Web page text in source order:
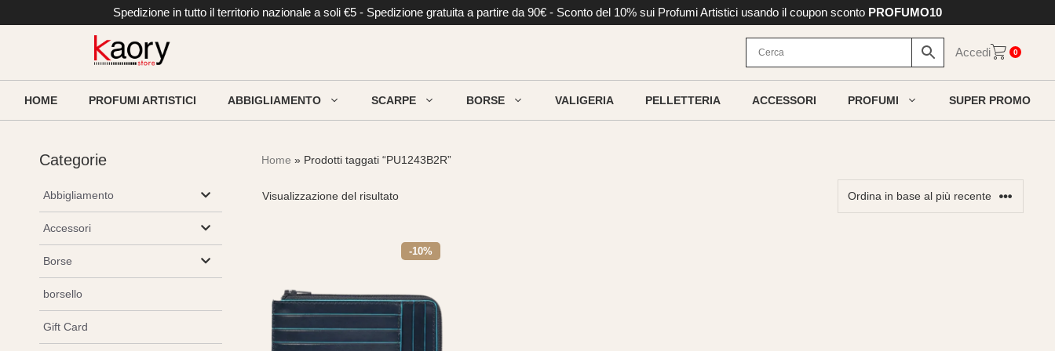
al
Spedizione in tutto il territorio nazionale a soli €5 - Spedizione gratuita a partire da 90€ - Sconto del 10% sui Profumi Artistici usando il coupon sconto PROFUMO10
Accedi 0
HOME PROFUMI ARTISTICI ABBIGLIAMENTO SCARPE BORSE VALIGERIA PELLETTERIA ACCESSORI PROFUMI SUPER PROMO
Home » Prodotti taggati “PU1243B2R”
Visualizzazione del risultato
-10%
Categorie
Abbigliamento
Accessori
Borse
borsello
Gift Card